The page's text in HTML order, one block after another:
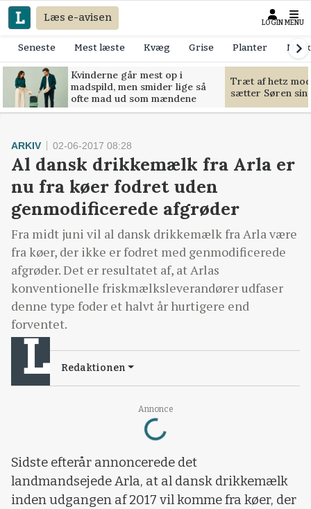
Læs e-avisen LOGIN MENU
Seneste Mest læste Kvæg Grise Planter
Kvinderne går mest op i
madspild, men smider lige så
ofte mad ud som mændene
Træt af hetz
sætter Søren
Annonce
Loading...
ARKIV 02-06-2017 08:28
Al dansk drikkemælk fra Arla er
nu fra køer fodret uden
genmodificerede afgrøder
Fra midt juni vil al dansk drikkemælk fra Arla være
fra køer, der ikke er fodret med genmodificerede
afgrøder. Det er resultatet af, at Arlas
konventionelle friskmælksleverandører udfaser
denne type foder et halvt år hurtigere end
forventet.
Redaktionen
Sidste efterår annoncerede det
landmandsejede Arla, at al dansk drikkemælk
inden udgangen af 2017 vil komme fra køer, der